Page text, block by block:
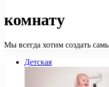
комнату
Мы всегда хотим создать
Детская